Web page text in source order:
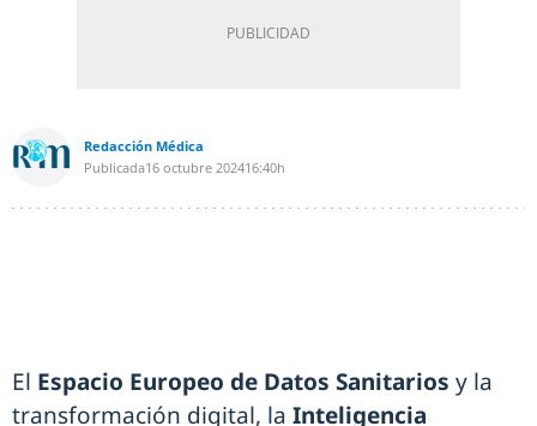
Redacción Médica
Publicada16 octubre 202416:40h
El Espacio Europeo de Datos Sanitarios y la
transformación digital, la Inteligencia